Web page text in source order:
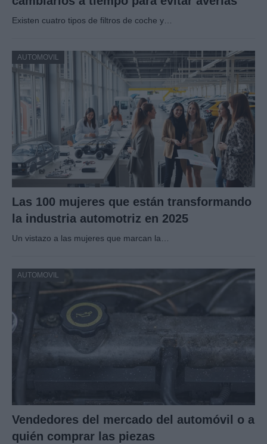
Existen cuatro tipos de filtros de coche y…
AUTOMOVIL
Las 100 mujeres que están transformando
la industria automotriz en 2025
Un vistazo a las mujeres que marcan la…
AUTOMOVIL
Vendedores del mercado del automóvil o a
quién comprar las piezas